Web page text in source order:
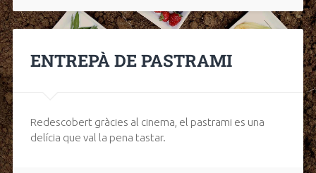
ENTREPÀ DE PASTRAMI
Redescobert gràcies al cinema, el pastrami es una
delícia que val la pena tastar.